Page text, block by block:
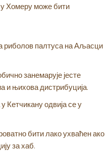
Хомеру може бити
риболов палтуса на Аљасци
занемарује јесте
и њихова дистрибуција.
Кетчикану одвија се у
бити лако ухваћен ако
за хаб.